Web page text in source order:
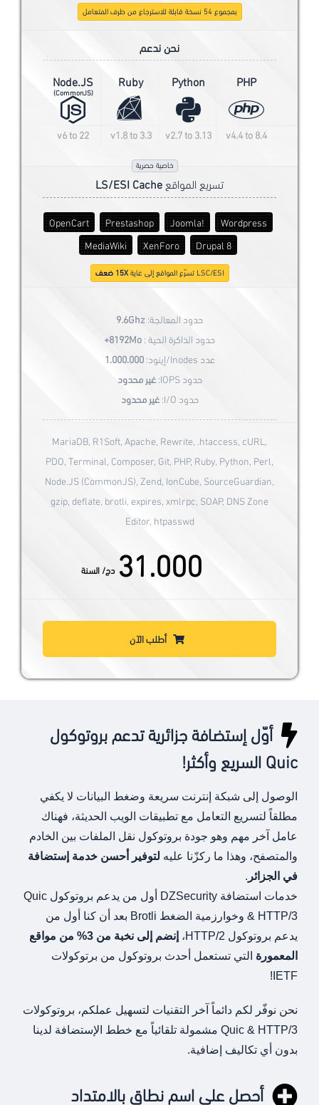
بمجموع 54 نسخة قابلة للاسترجاع من طرف المتعامل
نحن ندعم
PHP
v4.4 to 8.4
Python
v2.7 to 3.13
Ruby
v1.8 to 3.3
Node.JS
(CommonJS)
v6 to 22
تسريع المواقعLS/ESI Cache
خاصية حصرية
Wordpress
Joomla!
Prestashop
OpenCart
Drupal 8
XenForo
MediaWiki
LSC/ESI تسرّع المواقع إلى غاية 15X ضعف
حدود المعالجة:9.6Ghz
حدود الذاكرة الحية :8192Mo+
عدد Inodes/إينود:
1.000.000
حدود IOPS:
غير محدود
حدود I/O:
غير محدود
MariaDB, R1Soft, Apache, Rewrite, .htaccess, cURL,
PDO, Terminal, Composer, Git, PHP, Ruby, Python, Perl,
Node.JS (CommonJS), Zend, IonCube, SourceGuardian,
gzip, deflate, brotli, expires, xmlrpc, SOAP, DNS Zone
Editor, htpasswd
31.000 دج/ السنة
أطلب الآن
أوّل إستضافة جزائرية تدعم بروتوكول
Quic السريع وأكثر!
الوصول إلى شبكة إنترنت سريعة وضغط البيانات لا يكفي
مطلقاً لتسريع التعامل مع تطبيقات الويب الحديثة، فهناك
عامل آخر مهم وهو جودة بروتوكول نقل الملفات بين الخادم
والمتصفح، وهذا ما ركزّنا عليه لتوفير أحسن خدمة إستضافة
في الجزائر .
خدمات استضافة DZSecurity أول من يدعم بروتوكول Quic
& HTTP/3 وخوارزمية الضغط Brotli بعد أن كنا أول من
يدعم بروتوكول HTTP/2،
إنضم إلى نخبة من 3% من مواقع
المعمورة التي تستعمل أحدث بروتوكول من برتوكولات
IETF!
نحن نوفّر لكم دائماً آخر التقنيات لتسهيل عملكم، بروتوكولات
Quic & HTTP/3 مشمولة تلقائياً مع خطط الإستضافة لدينا
بدون أي تكاليف إضافية.
أحصل على اسم نطاق بالامتداد